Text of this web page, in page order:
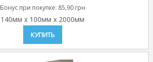
Бонус при покупке: 85,90 грн
140мм x 100мм x 2000мм
КУПИТЬ